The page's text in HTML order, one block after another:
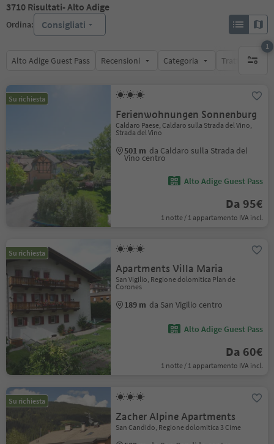
3710 Risultati- Alto Adige
Ordina: Consigliati
Alto Adige Guest Pass Recensioni Categoria Trattamento
1
1 filtro
Su richiesta
Ferienwohnungen Sonnenburg
Caldaro Paese, Caldaro sulla Strada del Vino,
Strada del Vino
501 m da Caldaro sulla Strada del
Vino centro
Alto Adige Guest Pass
Da 95€
1 notte / 1 appartamento IVA incl.
Su richiesta
Apartments Villa Maria
San Vigilio, Regione dolomitica Plan de
Corones
189 m da San Vigilio centro
Alto Adige Guest Pass
Da 60€
1 notte / 1 appartamento IVA incl.
Su richiesta
Zacher Alpine Apartments
San Candido, Regione dolomitica 3 Cime